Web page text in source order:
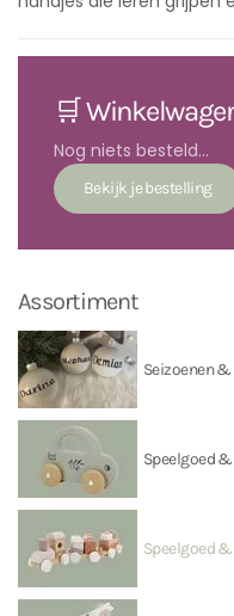
🛒
Nog niets besteld...
Assortiment
Seizoenen &
Speelgoed
Speelgoed